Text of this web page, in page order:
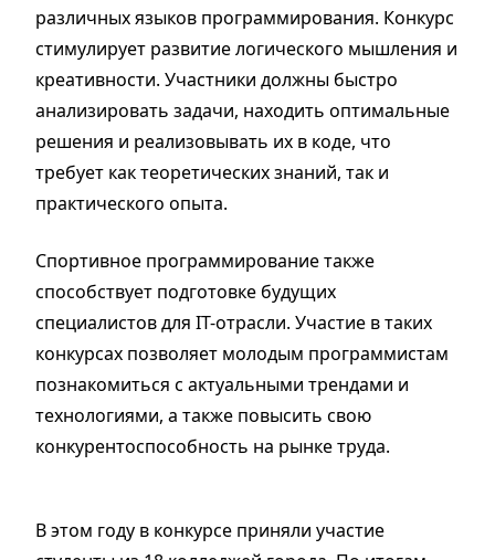
различных языков программирования. Конкурс
стимулирует развитие логического мышления и
креативности. Участники должны быстро
анализировать задачи, находить оптимальные
решения и реализовывать их в коде, что
требует как теоретических знаний, так и
практического опыта.
Спортивное программирование также
способствует подготовке будущих
специалистов для IT-отрасли. Участие в таких
конкурсах позволяет молодым программистам
познакомиться с актуальными трендами и
технологиями, а также повысить свою
конкурентоспособность на рынке труда.
В этом году в конкурсе приняли участие